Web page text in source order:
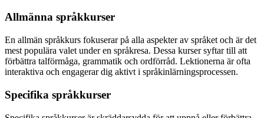
Allmänna språkkurser
En allmän språkkurs fokuserar på alla aspekter av språket och är det
mest populära valet under en språkresa. Dessa kurser syftar till att
förbättra talförmåga, grammatik och ordförråd. Lektionerna är ofta
interaktiva och engagerar dig aktivt i språkinlärningsprocessen.
Specifika språkkurser